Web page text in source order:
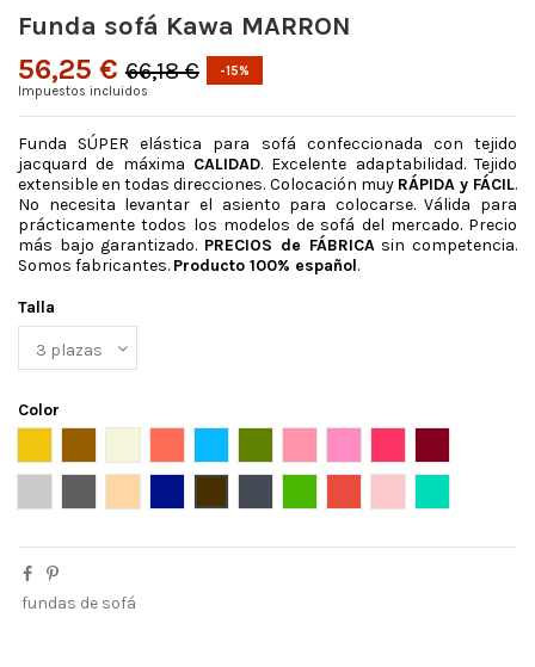
Funda sofá Kawa MARRON
56,25 € 66,18 €
-15%
Impuestos incluidos
Funda SÚPER elástica para sofá confeccionada con tejido
jacquard de máxima CALIDAD. Excelente adaptabilidad. Tejido
extensible en todas direcciones. Colocación muy RÁPIDA y FÁCIL.
No necesita levantar el asiento para colocarse. Válida para
prácticamente todos los modelos de sofá del mercado. Precio
más bajo garantizado. PRECIOS de FÁBRICAsin competencia.
Somos fabricantes. Producto 100% español.
Talla
Color
fundas de sofá